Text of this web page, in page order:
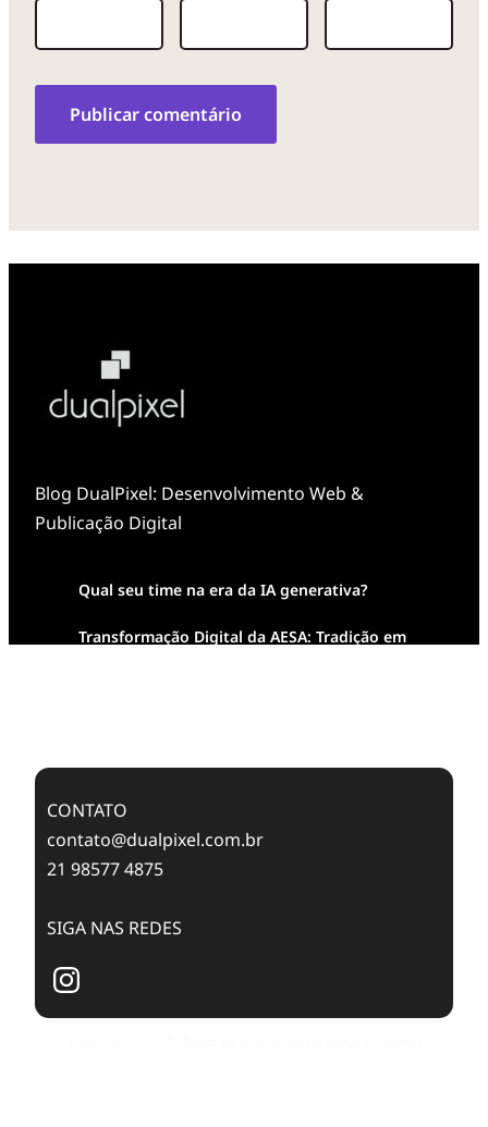
Blog DualPixel: Desenvolvimento Web &
Publicação Digital
Qual seu time na era da IA generativa?
Transformação Digital da AESA: Tradição em
CONTATO
contato@dualpixel.com.br
21 98577 4875
SIGA NAS REDES